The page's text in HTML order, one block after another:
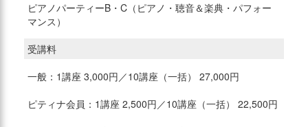
ピアノパーティーB・C（ピアノ・聴音＆楽典・パフォー
マンス）
受講料
一般：1講座 3,000円／10講座（一括） 27,000円
ピティナ会員：1講座 2,500円／10講座（一括） 22,500円